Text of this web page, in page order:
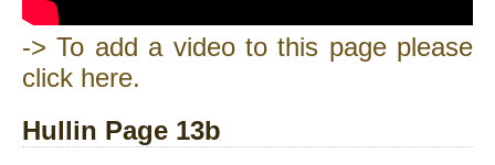
-> To add a video to this page please
click here.
Hullin Page 13b